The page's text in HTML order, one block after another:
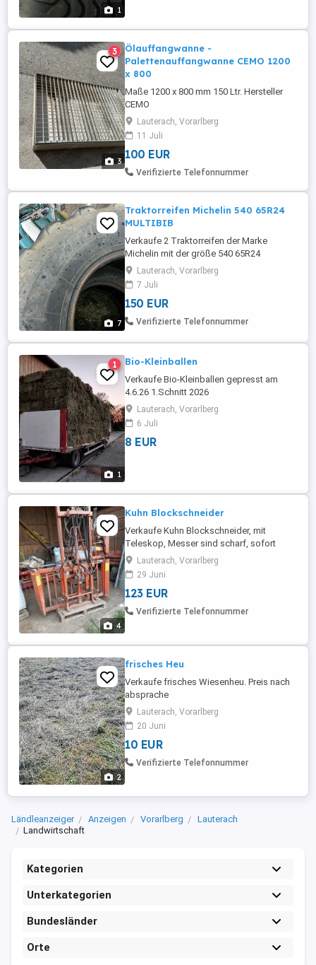
1
3
3
Ölauffangwanne -
Palettenauffangwanne CEMO 1200
x 800
Maße 1200 x 800 mm 150 Ltr. Hersteller
CEMO
Lauterach, Vorarlberg
11 Juli
100 EUR
Verifizierte Telefonnummer
7
Traktorreifen Michelin 540 65R24
MULTIBIB
Verkaufe 2 Traktorreifen der Marke
Michelin mit der größe 540 65R24
Produktionsdatum 43. Woche 2008 Bei
Interesse oder fragen gerne Melden. Mfg
Fabian
Lauterach, Vorarlberg
7 Juli
150 EUR
Verifizierte Telefonnummer
1
1 Bio-Kleinballen
Verkaufe Bio-Kleinballen gepresst am
4.6.26 1.Schnitt 2026
Lauterach, Vorarlberg
6 Juli
8 EUR
4
Kuhn Blockschneider
Verkaufe Kuhn Blockschneider, mit
Teleskop, Messer sind scharf, sofort
einsatzbereit,sehr guter Zustand. Preis:
Verhandlungssache; genauere Infos unter
0664 2326847
Lauterach, Vorarlberg
29 Juni
123 EUR
Verifizierte Telefonnummer
2
frisches Heu
Verkaufe frisches Wiesenheu. Preis nach
absprache
Lauterach, Vorarlberg
20 Juni
10 EUR
Verifizierte Telefonnummer
Ländleanzeiger Anzeigen Vorarlberg
Lauterach
Landwirtschaft
Kategorien
Unterkategorien
Bundesländer
Orte